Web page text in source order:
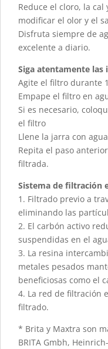
Reduce el cloro, la
modificar el olor y el
Disfruta siempre de
excelente a diario.
Siga atentamente las
Agite el filtro durante
Empape el filtro en
Si es necesario,
el filtro
Llene la jarra con
Repita el paso
filtrada.
Sistema de filtración
1. Filtrado previo a
eliminando las
2. El carbón activo
suspendidas en el
3. La resina
metales pesados
beneficiosas como el
4. La red de filtración
filtrado.
* Brita y Maxtra son
BRITA Gmbh,